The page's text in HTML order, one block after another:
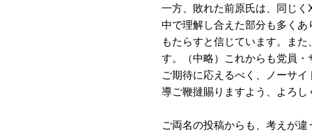
一方、敗れた前原氏は、同じ
中で理解し合えた部分も多く
もたらすと信じています。ま
す。（中略）これからも党員
ご期待に応えるべく、ノーサ
導ご鞭撻賜りますよう、よろし
ご両名の投稿からも、考えが